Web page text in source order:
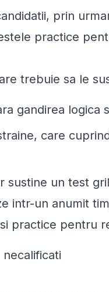
prin
practice
trebuie sa le
gandirea logica
care
sustine un test
intr-un anumit
practice pentru